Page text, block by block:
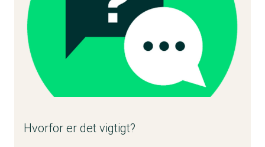
Hvorfor er det vigtigt?